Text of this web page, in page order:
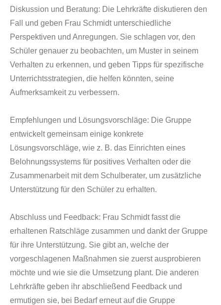
Diskussion und Beratung: Die Lehrkräfte diskutieren den
Fall und geben Frau Schmidt unterschiedliche
Perspektiven und Anregungen. Sie schlagen vor, den
Schüler genauer zu beobachten, um Muster in seinem
Verhalten zu erkennen, und geben Tipps für spezifische
Unterrichtsstrategien, die helfen könnten, seine
Aufmerksamkeit zu verbessern.
Empfehlungen und Lösungsvorschläge: Die Gruppe
entwickelt gemeinsam einige konkrete
Lösungsvorschläge, wie z. B. das Einrichten eines
Belohnungssystems für positives Verhalten oder die
Zusammenarbeit mit dem Schulberater, um zusätzliche
Unterstützung für den Schüler zu erhalten.
Abschluss und Feedback: Frau Schmidt fasst die
erhaltenen Ratschläge zusammen und dankt der Gruppe
für ihre Unterstützung. Sie gibt an, welche der
vorgeschlagenen Maßnahmen sie zuerst ausprobieren
möchte und wie sie die Umsetzung plant. Die anderen
Lehrkräfte geben ihr abschließend Feedback und
ermutigen sie, bei Bedarf erneut auf die Gruppe